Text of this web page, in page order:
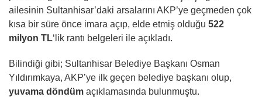
ailesinin Sultanhisar’daki arsalarını AKP’ye geçmeden çok
kısa bir süre önce imara açıp, elde etmiş olduğu 522
milyon TL‘lik rantı belgeleri ile açıkladı.
Bilindiği gibi; Sultanhisar Belediye Başkanı Osman
Yıldırımkaya, AKP’ye ilk geçen belediye başkanı olup,
yuvama döndüm açıklamasında bulunmuştu.